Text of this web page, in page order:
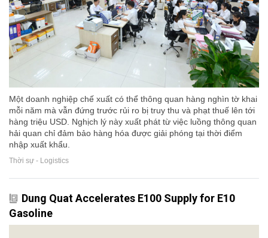
Một doanh nghiệp chế xuất có thể thông quan hàng nghìn tờ khai
mỗi năm mà vẫn đứng trước rủi ro bị truy thu và phạt thuế lên tới
hàng triệu USD. Nghịch lý này xuất phát từ việc luồng thông quan
hải quan chỉ đảm bảo hàng hóa được giải phóng tại thời điểm
nhập xuất khẩu.
Thời sự - Logistics
Dung Quat Accelerates E100 Supply for E10
Gasoline